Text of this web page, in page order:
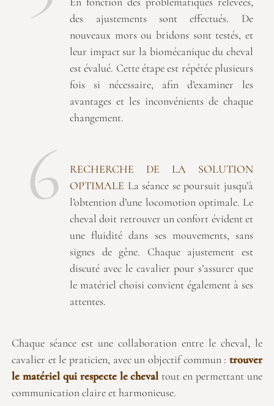
des ajustements sont effectués. De
nouveaux mors ou bridons sont testés, et
leur impact sur la biomécanique du cheval
est évalué. Cette étape est répétée plusieurs
fois si nécessaire, afin d’examiner les
avantages et les inconvénients de chaque
changement.
6
RECHERCHE DE LA SOLUTION
OPTIMALE La séance se poursuit jusqu’à
l’obtention d’une locomotion optimale. Le
cheval doit retrouver un confort évident et
une fluidité dans ses mouvements, sans
signes de gêne. Chaque ajustement est
discuté avec le cavalier pour s’assurer que
le matériel choisi convient également à ses
attentes.
Chaque séance est une collaboration entre le cheval, le
cavalier et le praticien, avec un objectif commun : trouver
le matériel qui respecte le cheval tout en permettant une
communication claire et harmonieuse.